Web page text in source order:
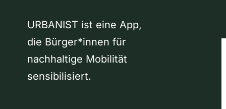
URBANIST ist eine App,
die Bürger*innen für
nachhaltige Mobilität
sensibilisiert.